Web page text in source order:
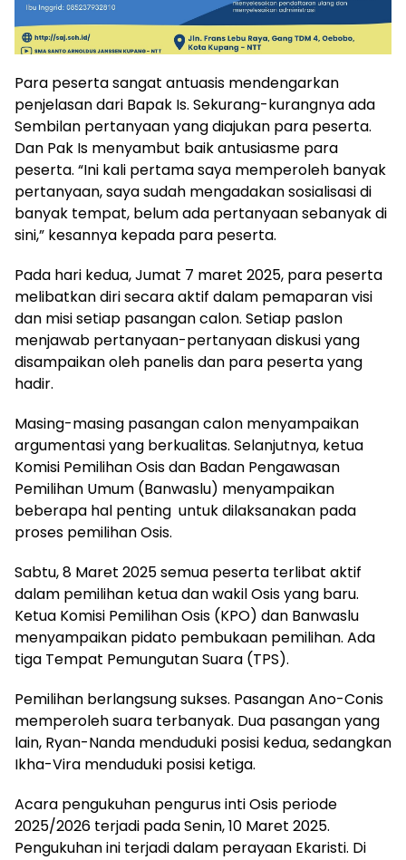
Para peserta sangat antuasis mendengarkan
penjelasan dari Bapak Is. Sekurang-kurangnya ada
Sembilan pertanyaan yang diajukan para peserta.
Dan Pak Is menyambut baik antusiasme para
peserta. “Ini kali pertama saya memperoleh banyak
pertanyaan, saya sudah mengadakan sosialisasi di
banyak tempat, belum ada pertanyaan sebanyak di
sini,” kesannya kepada para peserta.
Pada hari kedua, Jumat 7 maret 2025, para peserta
melibatkan diri secara aktif dalam pemaparan visi
dan misi setiap pasangan calon. Setiap paslon
menjawab pertanyaan-pertanyaan diskusi yang
disampaikan oleh panelis dan para peserta yang
hadir.
Masing-masing pasangan calon menyampaikan
argumentasi yang berkualitas. Selanjutnya, ketua
Komisi Pemilihan Osis dan Badan Pengawasan
Pemilihan Umum (Banwaslu) menyampaikan
beberapa hal penting untuk dilaksanakan pada
proses pemilihan Osis.
Sabtu, 8 Maret 2025 semua peserta terlibat aktif
dalam pemilihan ketua dan wakil Osis yang baru.
Ketua Komisi Pemilihan Osis (KPO) dan Banwaslu
menyampaikan pidato pembukaan pemilihan. Ada
tiga Tempat Pemungutan Suara (TPS).
Pemilihan berlangsung sukses. Pasangan Ano-Conis
memperoleh suara terbanyak. Dua pasangan yang
lain, Ryan-Nanda menduduki posisi kedua, sedangkan
Ikha-Vira menduduki posisi ketiga.
Acara pengukuhan pengurus inti Osis periode
2025/2026 terjadi pada Senin, 10 Maret 2025.
Pengukuhan ini terjadi dalam perayaan Ekaristi. Di